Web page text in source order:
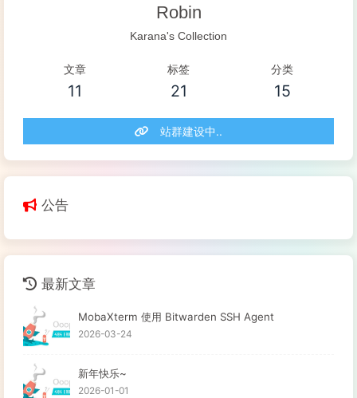
Robin
Karana's Collection
文章
11
标签
21
分类
15
站群建设中..
公告
最新文章
MobaXterm 使用 Bitwarden SSH Agent
2026-03-24
新年快乐~
2026-01-01